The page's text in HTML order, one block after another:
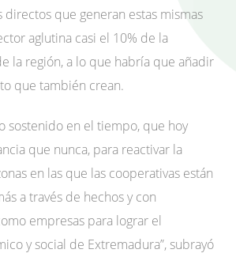
que generan estas mismas
aglutina casi el 10% de la
la región, a lo que habría que añadir
que también crean.
sostenido en el tiempo, que hoy
que nunca, para reactivar la
en las que las cooperativas están
a través de hechos y con
empresas para lograr el
y social de Extremadura”, subrayó